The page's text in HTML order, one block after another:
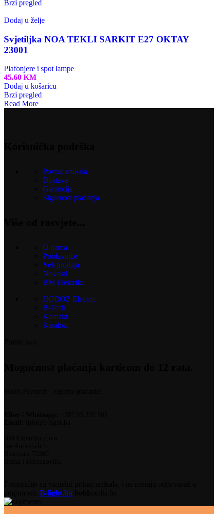
Brzi pregled
Dodaj u želje
Svjetiljka NOA TEKLI SARKIT E27 OKTAY
23001
Plafonjere i spot lampe
45.60 KM
Dodaj u košaricu
Brzi pregled
Read More
Povrat artikala
Dostava
Garancija
Sigurnost plaćanja
O nama
Prodavnice
Veleprodaja
Novosti
BM Elektrika
HOROZ Electric
B-Tech
Kontakt
Katalozi
B-light.ba